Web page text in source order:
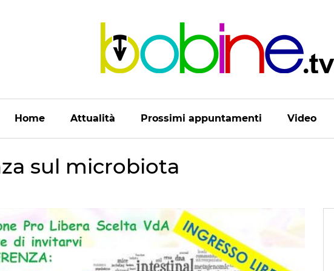
Home Attualità Prossimi appuntamenti Video
sul microbiota